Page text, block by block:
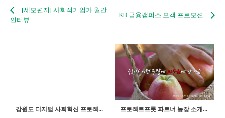
[세모편지] 사회적기업가 월간
인터뷰
KB 금융캠퍼스 모객 프로모션
강원도 디지털 사회혁신 프로젝트 인터뷰 프로젝트프룻 파트너 농장 소개_돌다리농원